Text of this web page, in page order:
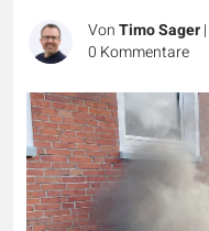
VonTimo Sager|
0 Kommentare